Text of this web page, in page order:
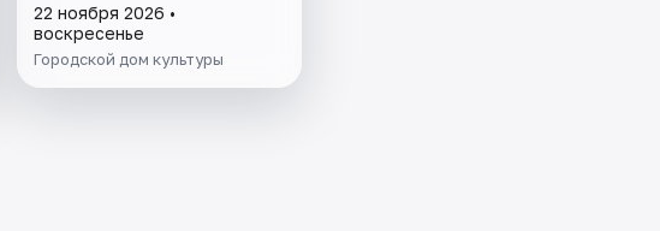
22 ноября 2026 •
воскресенье
Городской дом культуры